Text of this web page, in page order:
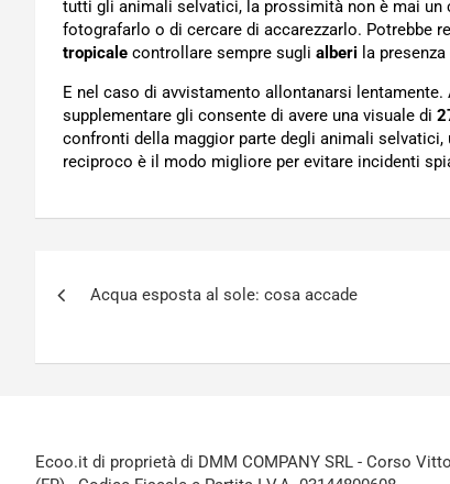
tutti gli animali selvatici, la prossimità non è mai un
fotografarlo o di cercare di accarezzarlo. Potrebbe
tropicale controllare sempre sugli alberi la
E nel caso di avvistamento allontanarsi
supplementare gli consente di avere una visuale di
confronti della maggior parte degli animali selvatici,
reciproco è il modo migliore per evitare incidenti
articoli
Acqua esposta al sole: cosa accade
Ecoo.it di proprietà di DMM COMPANY SRL - Corso